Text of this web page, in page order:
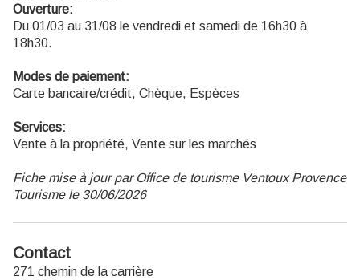
Ouverture:
Du 01/03 au 31/08 le vendredi et samedi de 16h30 à
18h30.
Modes de paiement:
Carte bancaire/crédit, Chèque, Espèces
Services:
Vente à la propriété, Vente sur les marchés
Fiche mise à jour par Office de tourisme Ventoux Provence
Tourisme le 30/06/2026
Contact
271 chemin de la carrière